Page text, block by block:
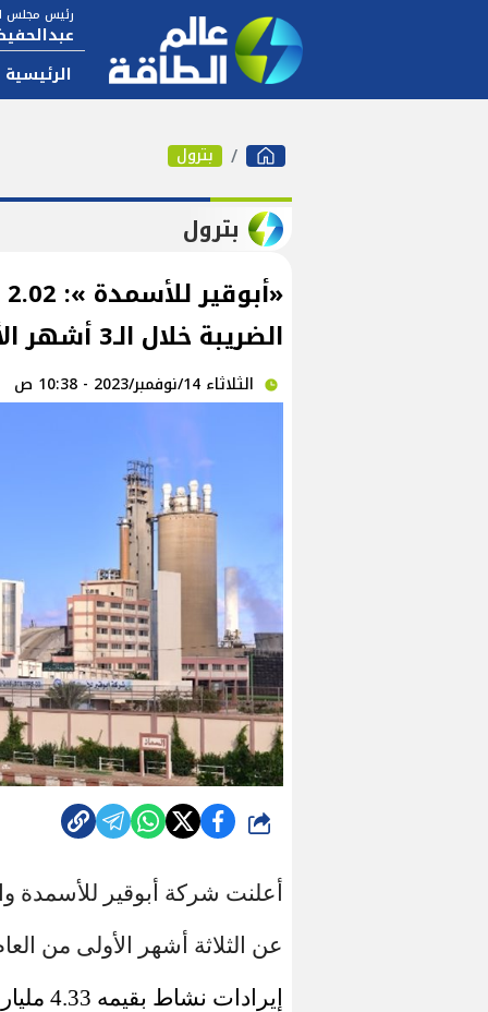
رئيس مجلس
الرئيسية
بترول
بترول
الضريبة خلال الـ3 أشهر الأولى للعام المالي 2023/2024
الثلاثاء 14/نوفمبر/2023 - 10:38 ص
شارك
أعلنت شركة أبوقير للأسمدة
عن الثلاثة أشهر الأولى من العام المالي